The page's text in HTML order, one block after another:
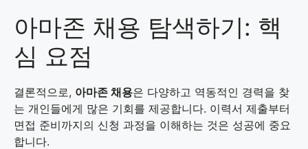
아마존 채용 탐색하기: 핵
심 요점
결론적으로, 아마존 채용은 다양하고 역동적인 경력을 찾
는 개인들에게 많은 기회를 제공합니다. 이력서 제출부터
면접 준비까지의 신청 과정을 이해하는 것은 성공에 중요
합니다.